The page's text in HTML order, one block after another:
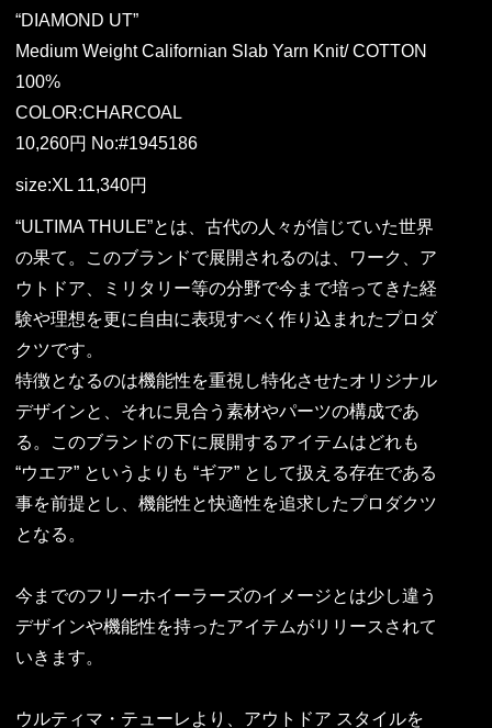
“DIAMOND UT”
Medium Weight Californian Slab Yarn Knit/ COTTON
100%
COLOR:CHARCOAL
10,260円 No:#1945186
size:XL 11,340円
“ULTIMA THULE”とは、古代の人々が信じていた世界
の果て。このブランドで展開されるのは、ワーク、ア
ウトドア、ミリタリー等の分野で今まで培ってきた経
験や理想を更に自由に表現すべく作り込まれたプロダ
クツです。
特徴となるのは機能性を重視し特化させたオリジナル
デザインと、それに見合う素材やパーツの構成であ
る。このブランドの下に展開するアイテムはどれも
“ウエア” というよりも “ギア” として扱える存在である
事を前提とし、機能性と快適性を追求したプロダクツ
となる。
今までのフリーホイーラーズのイメージとは少し違う
デザインや機能性を持ったアイテムがリリースされて
いきます。
ウルティマ・テューレより、アウトドア スタイルを